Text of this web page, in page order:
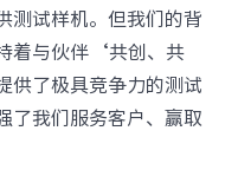
测试样机。但我们的背
着与伙伴‘共创、共
了极具竞争力的测试
了我们服务客户、赢取